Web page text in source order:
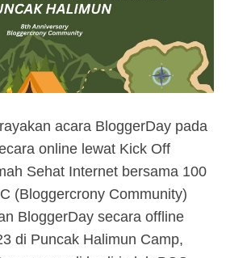
acara BloggerDay pada
online lewat Kick Off
Sehat Internet bersama 100
(Bloggercrony Community)
BloggerDay secara offline
di Puncak Halimun Camp,